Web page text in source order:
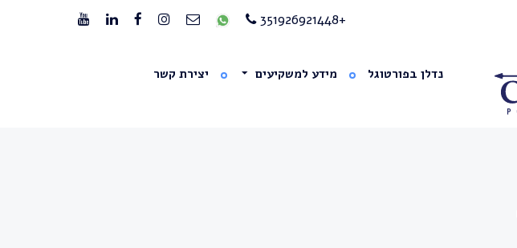
+351926921448
נדלן בפורטוגל מידע למשקיעים יצירת קשר